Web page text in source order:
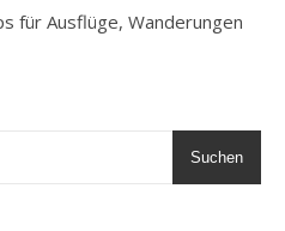
für Ausflüge, Wanderungen
Suchen